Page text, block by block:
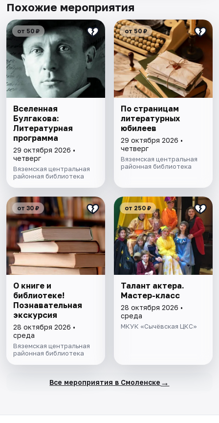
Похожие мероприятия
от 50 ₽
Вселенная
Булгакова:
Литературная
программа
29 октября 2026 •
четверг
Вяземская центральная
районная библиотека
от 50 ₽
По страницам
литературных
юбилеев
29 октября 2026 •
четверг
Вяземская центральная
районная библиотека
от 30 ₽
О книге и
библиотеке!
Познавательная
экскурсия
28 октября 2026 •
среда
Вяземская центральная
районная библиотека
от 250 ₽
Талант актера.
Мастер-класс
28 октября 2026 •
среда
МКУК «Сычёвская ЦКС»
Все мероприятия в Смоленске →